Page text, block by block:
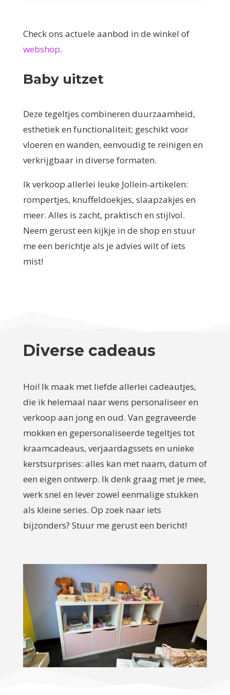
Check ons actuele aanbod in de winkel of
webshop.
Baby uitzet
Deze tegeltjes combineren duurzaamheid,
esthetiek en functionaliteit; geschikt voor
vloeren en wanden, eenvoudig te reinigen en
verkrijgbaar in diverse formaten.
Ik verkoop allerlei leuke Jollein-artikelen:
rompertjes, knuffeldoekjes, slaapzakjes en
meer. Alles is zacht, praktisch en stijlvol.
Neem gerust een kijkje in de shop en stuur
me een berichtje als je advies wilt of iets
mist!
Diverse cadeaus
Hoi! Ik maak met liefde allerlei cadeautjes,
die ik helemaal naar wens personaliseer en
verkoop aan jong en oud. Van gegraveerde
mokken en gepersonaliseerde tegeltjes tot
kraamcadeaus, verjaardagssets en unieke
kerstsurprises: alles kan met naam, datum of
een eigen ontwerp. Ik denk graag met je mee,
werk snel en lever zowel eenmalige stukken
als kleine series. Op zoek naar iets
bijzonders? Stuur me gerust een bericht!